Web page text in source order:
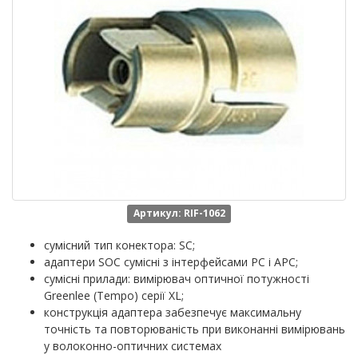
Артикул: RIF-1062
сумісний тип конектора: SC;
адаптери SOC сумісні з інтерфейсами PC і APC;
сумісні прилади: вимірювач оптичної потужності
Greenlee (Tempo) серії XL;
конструкція адаптера забезпечує максимальну
точність та повторюваність при виконанні вимірювань
у волоконно-оптичних системах